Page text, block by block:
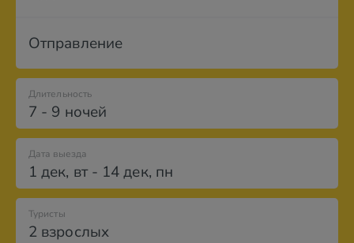
Отправление
7 - 9 ночей
Длительность
Дата выезда
1 дек, вт- 14 дек, пн
2 взрослых
Туристы